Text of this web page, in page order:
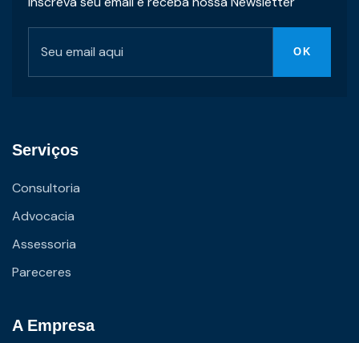
Serviços
Consultoria
Advocacia
Assessoria
Pareceres
A Empresa